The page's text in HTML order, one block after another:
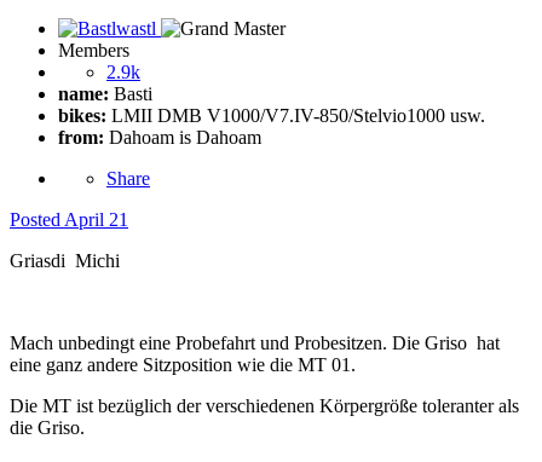
Members
2.9k
name: Basti
bikes: LMII DMB V1000/V7.IV-850/Stelvio1000 usw.
from: Dahoam is Dahoam
Share
Posted April 21
Griasdi Michi
Mach unbedingt eine Probefahrt und Probesitzen. Die Griso hat
eine ganz andere Sitzposition wie die MT 01.
Die MT ist bezüglich der verschiedenen Körpergröße toleranter als
die Griso.